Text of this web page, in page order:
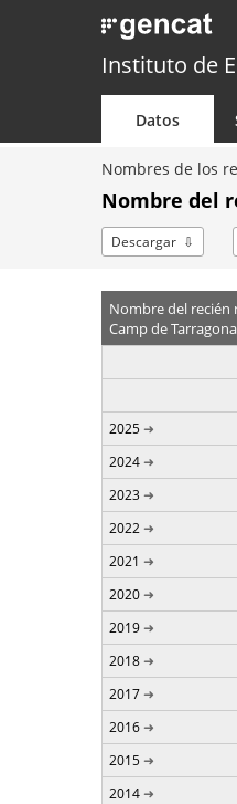
Instituto de
Datos
Nombres de los
Nombre del
Descargar
Nombre del recién
Camp de
2025
2024
2023
2022
2021
2020
2019
2018
2017
2016
2015
2014